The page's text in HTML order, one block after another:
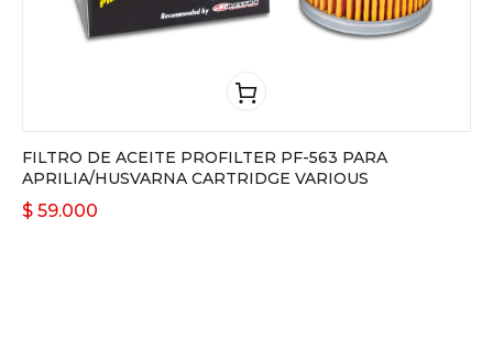
FILTRO DE ACEITE PROFILTER PF-563 PARA
APRILIA/HUSVARNA CARTRIDGE VARIOUS
$ 59.000